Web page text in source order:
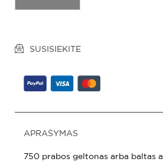
SUSISIEKITE
APRAŠYMAS
750 prabos geltonas arba baltas